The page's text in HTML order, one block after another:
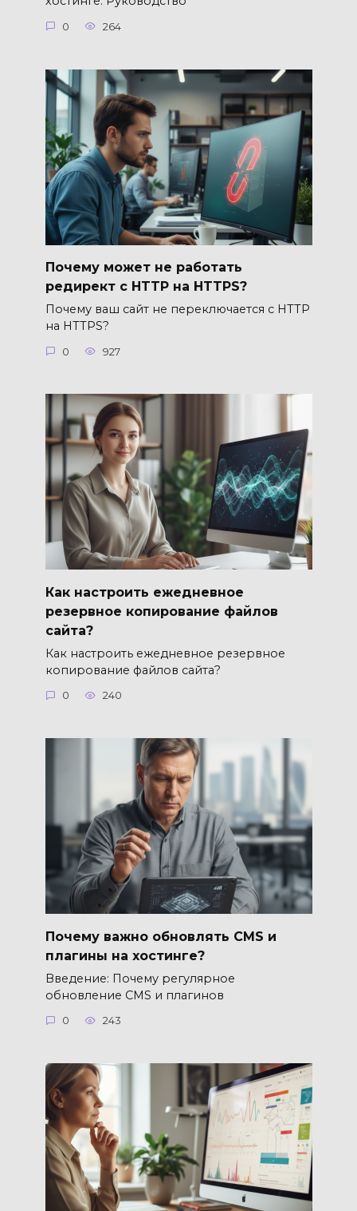
0 264
Почему может не работать
редирект с HTTP на HTTPS?
Почему ваш сайт не переключается с HTTP
на HTTPS?
0 927
Как настроить ежедневное
резервное копирование файлов
сайта?
Как настроить ежедневное резервное
копирование файлов сайта?
0 240
Почему важно обновлять CMS и
плагины на хостинге?
Введение: Почему регулярное
обновление CMS и плагинов
0 243